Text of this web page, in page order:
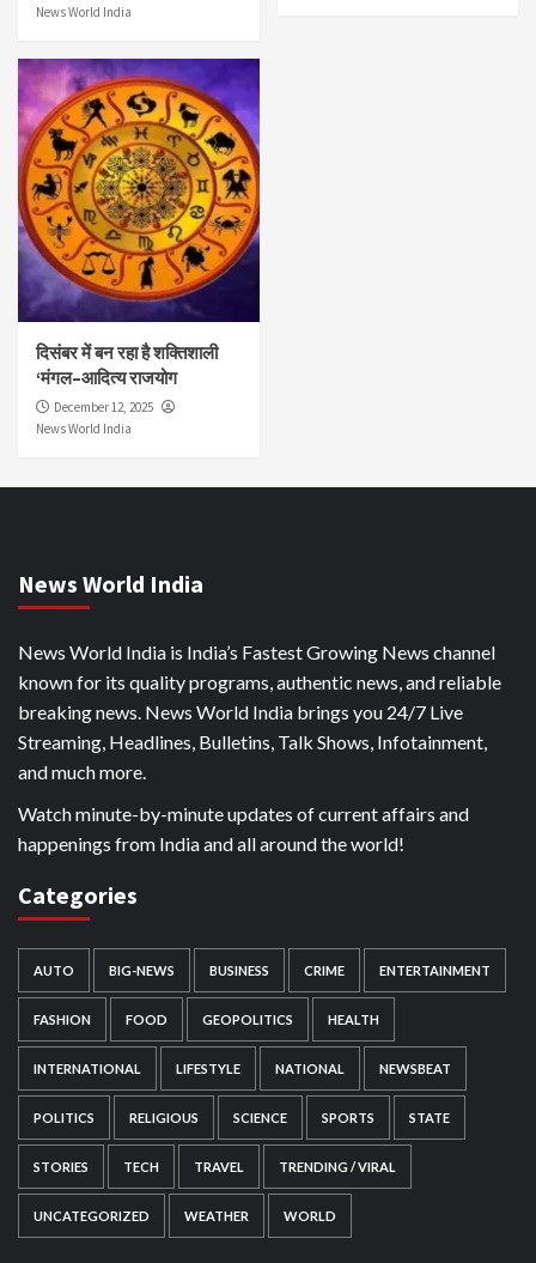
News World India
दिसंबर में बन रहा है शक्तिशाली
‘मंगल–आदित्य राजयोग
December 12, 2025
News World India
News World India
News World India is India’s Fastest Growing News channel
known for its quality programs, authentic news, and reliable
breaking news. News World India brings you 24/7 Live
Streaming, Headlines, Bulletins, Talk Shows, Infotainment,
and much more.
Watch minute-by-minute updates of current affairs and
happenings from India and all around the world!
Categories
AUTO BIG-NEWS BUSINESS CRIME ENTERTAINMENT
FASHION FOOD GEOPOLITICS HEALTH
INTERNATIONAL LIFESTYLE NATIONAL NEWSBEAT
POLITICS RELIGIOUS SCIENCE SPORTS STATE
STORIES TECH TRAVEL TRENDING / VIRAL
UNCATEGORIZED WEATHER WORLD